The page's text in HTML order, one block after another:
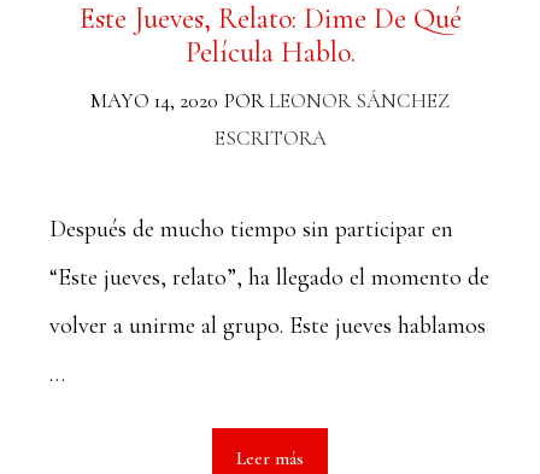
Este Jueves, Relato: Dime De Qué
Película Hablo.
MAYO 14, 2020 PORLEONOR SÁNCHEZ
ESCRITORA
Después de mucho tiempo sin participar en
“Este jueves, relato”, ha llegado el momento de
volver a unirme al grupo. Este jueves hablamos
…
Leer más